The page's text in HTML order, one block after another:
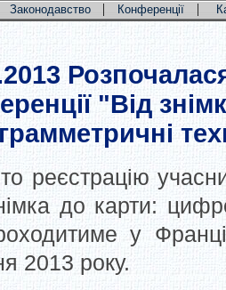
Законодавство | Конференції |
"Від
реєстрацію
до карти:
у
2013 року.